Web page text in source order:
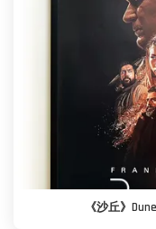
《沙丘》